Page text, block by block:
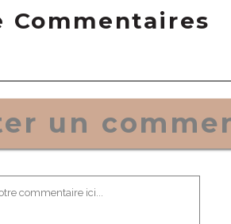
Commentaires
un